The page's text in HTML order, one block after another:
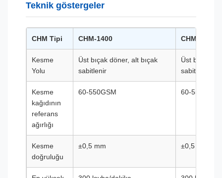
Teknik göstergeler
CHM Tipi CHM-1400 CHM-1700
Kesme
Yolu
Üst bıçak döner, alt bıçak
sabitlenir
Üst bıçak
sabitlenir
Kesme
kağıdının
referans
ağırlığı
60-550GSM 60-550GSM
Kesme
doğruluğu
±0,5 mm ±0,5 mm